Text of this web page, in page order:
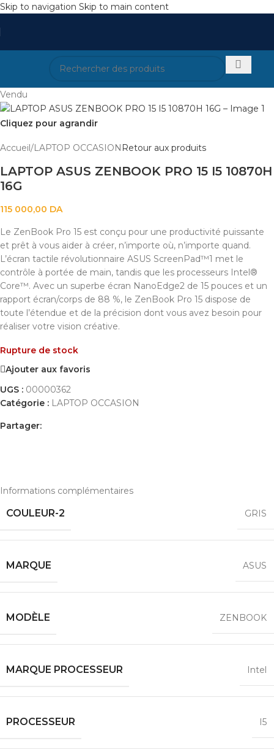
Skip to navigation Skip to main content
Vendu
Cliquez pour agrandir
Accueil /LAPTOP OCCASION Retour aux produits
LAPTOP ASUS ZENBOOK PRO 15 I5 10870H
16G
115 000,00 DA
Le ZenBook Pro 15 est conçu pour une productivité puissante
et prêt à vous aider à créer, n’importe où, n’importe quand.
L’écran tactile révolutionnaire ASUS ScreenPad™1 met le
contrôle à portée de main, tandis que les processeurs Intel®
Core™. Avec un superbe écran NanoEdge2 de 15 pouces et un
rapport écran/corps de 88 %, le ZenBook Pro 15 dispose de
toute l’étendue et de la précision dont vous avez besoin pour
réaliser votre vision créative.
Rupture de stock
Ajouter aux favoris
UGS : 00000362
Catégorie : LAPTOP OCCASION
Partager:
Informations complémentaires
COULEUR-2 GRIS
MARQUE ASUS
MODÈLE ZENBOOK
MARQUE PROCESSEUR Intel
PROCESSEUR I5